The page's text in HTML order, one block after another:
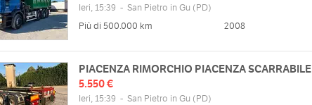
Ieri, 15:39 - San Pietro in Gu (PD)
Più di 500.000 km
2008
PIACENZA RIMORCHIO PIACENZA SCARRABILE
5.550 €
Ieri, 15:39 - San Pietro in Gu (PD)